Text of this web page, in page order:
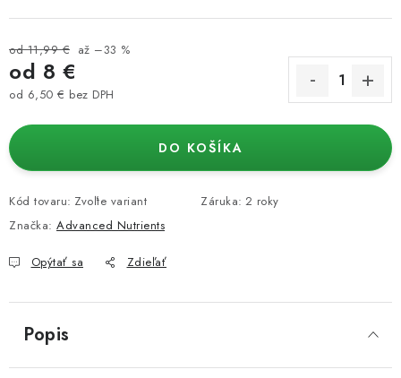
od 11,99 € až –33 %
od 8 €
od 6,50 € bez DPH
DO KOŠÍKA
Kód tovaru: Zvoľte variant Záruka: 2 roky
Značka: Advanced Nutrients
Opýtať sa Zdieľať
Popis